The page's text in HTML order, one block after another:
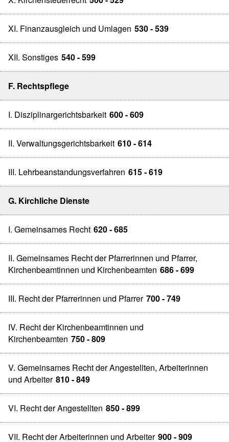
XI. Finanzausgleich und Umlagen 530 - 539
XII. Sonstiges 540 - 599
F. Rechtspflege
I. Disziplinargerichtsbarkeit 600 - 609
II. Verwaltungsgerichtsbarkeit 610 - 614
III. Lehrbeanstandungsverfahren 615 - 619
G. Kirchliche Dienste
I. Gemeinsames Recht 620 - 685
II. Gemeinsames Recht der Pfarrerinnen und Pfarrer,
Kirchenbeamtinnen und Kirchenbeamten 686 - 699
III. Recht der Pfarrerinnen und Pfarrer 700 - 749
IV. Recht der Kirchenbeamtinnen und
Kirchenbeamten 750 - 809
V. Gemeinsames Recht der Angestellten, Arbeiterinnen
und Arbeiter 810 - 849
VI. Recht der Angestellten 850 - 899
VII. Recht der Arbeiterinnen und Arbeiter 900 - 909